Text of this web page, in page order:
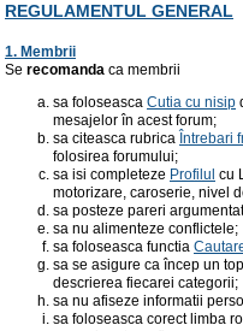
REGULAMENTUL GENERAL
1. Membrii
Se recomanda ca membrii
sa foloseasca Cutia cu nisip
mesajelor în acest forum;
sa citeasca rubrica Întrebari
folosirea forumului;
sa isi completeze Profilul cu
motorizare, caroserie, nivel
sa posteze pareri
sa nu alimenteze conflictele;
sa foloseasca functia
sa se asigure ca încep un
descrierea fiecarei categorii;
sa nu afiseze informatii
sa foloseasca corect limba